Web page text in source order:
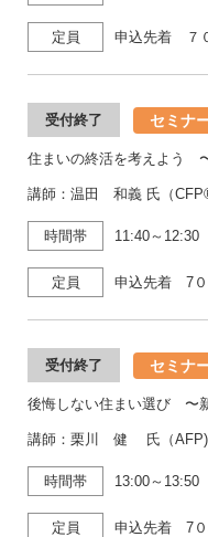
定員 申込先着 ７
受付終了 セミナ
住まいの終活を考えよう
講師：温田 和義 氏（
時間帯 11:40～12:30
定員 申込先着 7０
受付終了 セミナ
後悔しない住まい選び 〜
講師：栗川 健 氏（
時間帯 13:00～13:50
定員 申込先着 7０